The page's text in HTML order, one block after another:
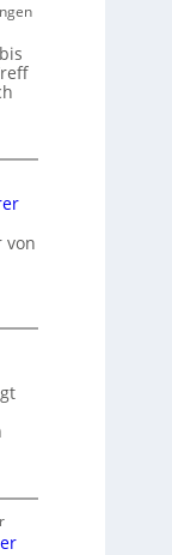
von